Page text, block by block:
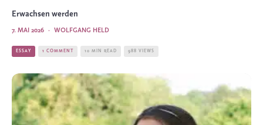
Erwachsen werden
WOLFGANG HELD
·
7. MAI 2026
ESSAY 1 COMMENT 10 MIN READ 988 VIEWS